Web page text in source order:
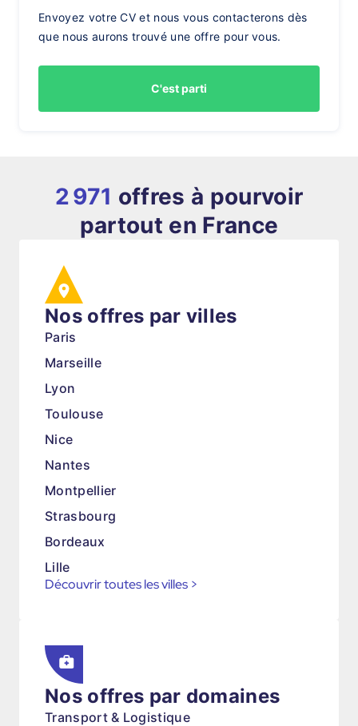
Envoyez votre CV et nous vous contacterons dès
que nous aurons trouvé une offre pour vous.
C'est parti
2 971 offres à pourvoir
partout en France
Nos offres par villes
Paris
Marseille
Lyon
Toulouse
Nice
Nantes
Montpellier
Strasbourg
Bordeaux
Lille
Découvrir toutes les villes >
Nos offres par domaines
Transport & Logistique